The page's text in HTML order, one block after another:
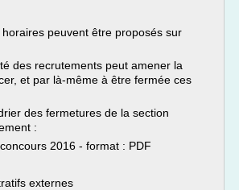
peuvent être proposés sur
des recrutements peut amener la
et par là-même à être fermée ces
des fermetures de la section
:
2016 - format : PDF
externes